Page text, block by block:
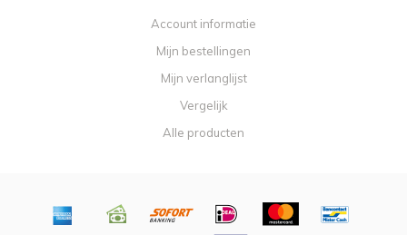
Account informatie
Mijn bestellingen
Mijn verlanglijst
Vergelijk
Alle producten